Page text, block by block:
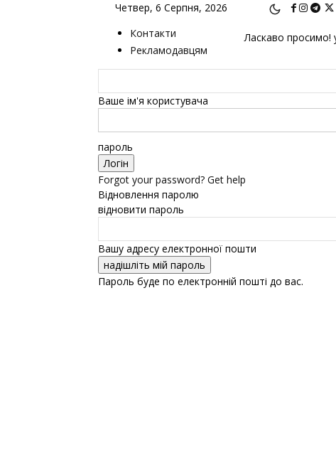
Четвер, 6 Серпня, 2026
Контакти
Рекламодавцям
Ласкаво просимо!
Ваше ім'я користувача
пароль
Forgot your password? Get help
Відновлення паролю
відновити пароль
Вашу адресу електронної пошти
Пароль буде по електронній пошті до вас.